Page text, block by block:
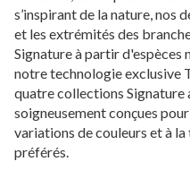
s’inspirant de la nature, nos
et les extrémités des
Signature à partir d'espèces
notre technologie exclusive
quatre collections Signature
soigneusement conçues
variations de couleurs et à
préférés.